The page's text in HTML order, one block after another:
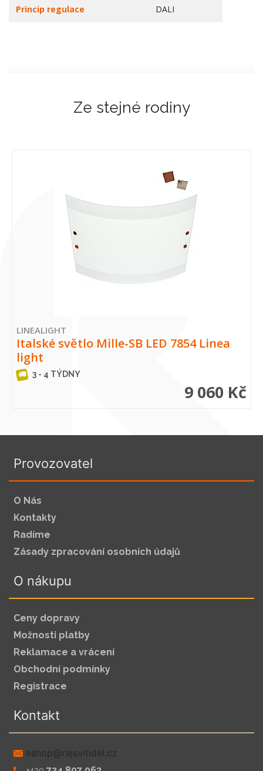
Princip regulace DALI
Ze stejné rodiny
LINEALIGHT
Italské světlo Mille-SB LED 7854 Linea
light
3 - 4 TÝDNY
9 060 Kč
Provozovatel
O Nás
Kontakty
Radíme
Zásady zpracování osobních údajů
O nákupu
Ceny dopravy
Možnosti platby
Reklamace a vrácení
Obchodní podmínky
Registrace
Kontakt
zc.leditivsjar@pohse